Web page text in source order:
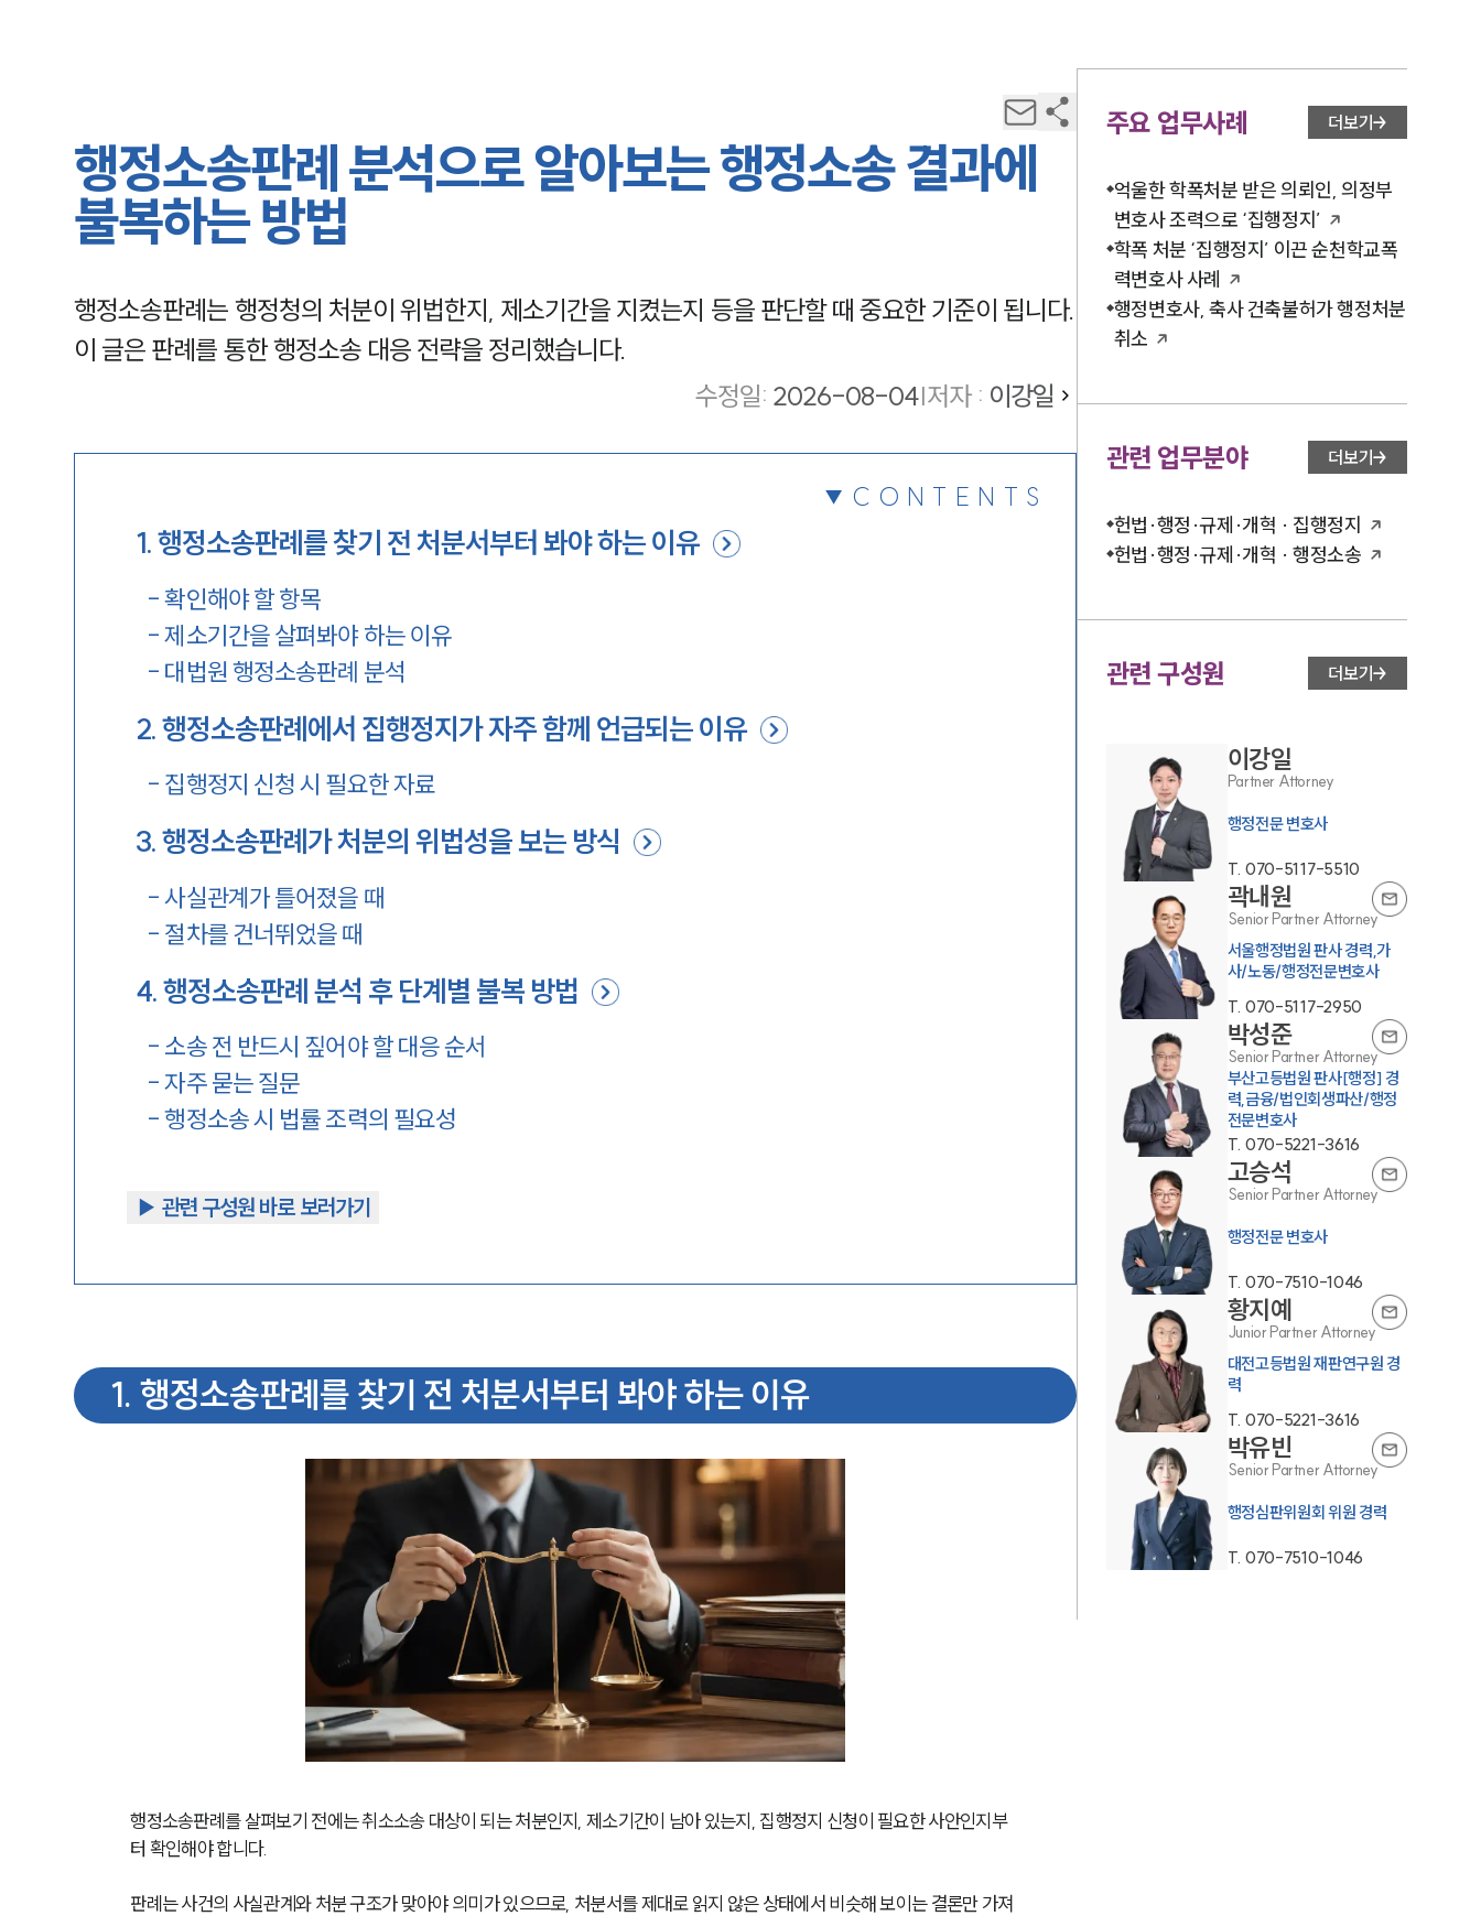
그룹소개
그룹소개
대륜의 강점
오시는 길
글로벌 파트너 로펌
고객의 소리
통합검색
AI대륜
행정소송판례 분석으로 알아보는 행정소송 결과에
불복하는 방법
행정소송판례는 행정청의 처분이 위법한지, 제소기간을 지켰는지 등을 판단할 때 중요한 기준이 됩니다.
이 글은 판례를 통한 행정소송 대응 전략을 정리했습니다.
수정일: 2026-08-04|저자 : 이강일
CONTENTS
1.행정소송판례를 찾기 전 처분서부터 봐야 하는 이유
-확인해야 할 항목
-제소기간을 살펴봐야 하는 이유
- 대법원 행정소송판례 분석
2.행정소송판례에서 집행정지가 자주 함께 언급되는 이유
- 집행정지 신청 시 필요한 자료
3.행정소송판례가 처분의 위법성을 보는 방식
-사실관계가 틀어졌을 때
- 절차를 건너뛰었을 때
4.행정소송판례 분석 후 단계별 불복 방법
- 소송 전 반드시 짚어야 할 대응 순서
-자주 묻는 질문
-행정소송 시 법률 조력의 필요성
▶︎ 관련 구성원 바로 보러가기
1. 행정소송판례를 찾기 전 처분서부터 봐야 하는 이유
행정소송판례를 살펴보기 전에는 취소소송 대상이 되는 처분인지, 제소기간이 남아 있는지, 집행정지 신청이 필요한 사안인지부
터 확인해야 합니다.
판례는 사건의 사실관계와 처분 구조가 맞아야 의미가 있으므로, 처분서를 제대로 읽지 않은 상태에서 비슷해 보이는 결론만 가져
주요 업무사례 더보기
억울한 학폭처분 받은 의뢰인, 의정부
변호사 조력으로 ‘집행정지’
학폭 처분 ‘집행정지’ 이끈 순천학교폭
력변호사 사례
행정변호사, 축사 건축불허가 행정처분
취소
관련 업무분야 더보기
헌법·행정·규제·개혁 · 집행정지
헌법·행정·규제·개혁 · 행정소송
관련 구성원 더보기
이강일
Partner Attorney
행정전문 변호사
T. 070-5117-5510
곽내원
Senior Partner Attorney
서울행정법원 판사 경력,가
사/노동/행정전문변호사
T. 070-5117-2950
박성준
Senior Partner Attorney
부산고등법원 판사[행정] 경
력,금융/법인회생파산/행정
전문변호사
T. 070-5221-3616
고승석
Senior Partner Attorney
행정전문 변호사
T. 070-7510-1046
황지예
Junior Partner Attorney
대전고등법원 재판연구원 경
력
T. 070-5221-3616
박유빈
Senior Partner Attorney
행정심판위원회 위원 경력
T. 070-7510-1046